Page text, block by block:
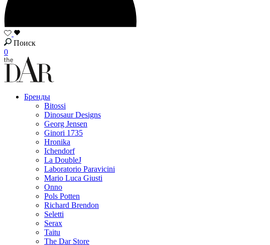
Поиск
0
Бренды
Bitossi
Dinosaur Designs
Georg Jensen
Ginori 1735
Hronika
Ichendorf
La DoubleJ
Laboratorio Paravicini
Mario Luca Giusti
Onno
Pols Potten
Richard Brendon
Seletti
Serax
Taitu
The Dar Store